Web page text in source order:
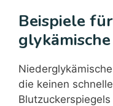
Beispiele
die keinen